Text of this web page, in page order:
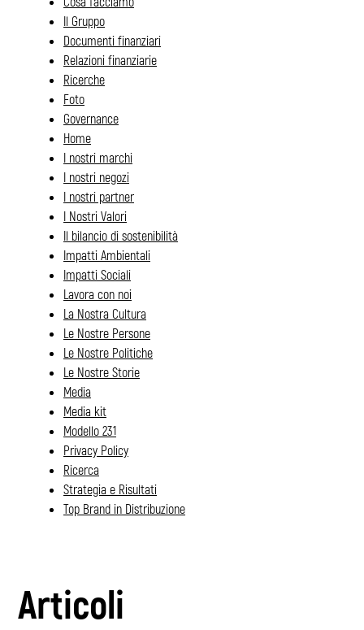
Il Gruppo
Documenti finanziari
Relazioni finanziarie
Ricerche
Foto
Governance
Home
I nostri marchi
I nostri negozi
I nostri partner
I Nostri Valori
Il bilancio di sostenibilità
Impatti Ambientali
Impatti Sociali
Lavora con noi
La Nostra Cultura
Le Nostre Persone
Le Nostre Politiche
Le Nostre Storie
Media
Media kit
Modello 231
Privacy Policy
Ricerca
Strategia e Risultati
Top Brand in Distribuzione
Articoli